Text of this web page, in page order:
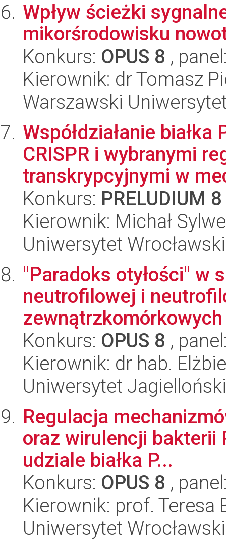
Wpływ ścieżki
mikorśrodowisku
Konkurs: OPUS 8 ,
Kierownik: dr Tomasz
Warszawski
Współdziałanie
CRISPR i wybranymi
transkrypcyjnymi w
Konkurs: PRELUDIUM 8
Kierownik: Michał
Uniwersytet
"Paradoks otyłości" w
neutrofilowej i
Konkurs: OPUS 8 ,
Kierownik: dr hab.
Uniwersytet
Regulacja
oraz wirulencji bakterii
udziale białka P...
Konkurs: OPUS 8 ,
Kierownik: prof. Teresa
Uniwersytet